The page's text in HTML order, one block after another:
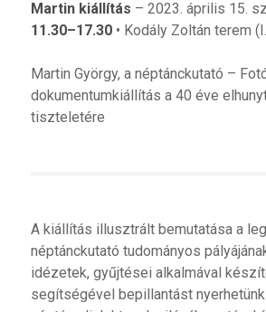
Martin kiállítás – 2023. április 15.
11.30–17.30 • Kodály Zoltán terem
Martin György, a néptánckutató –
dokumentumkiállítás a 40 éve
tiszteletére
A kiállítás illusztrált bemutatása a
néptánckutató tudományos
idézetek, gyűjtései alkalmával
segítségével bepillantást nyerhetünk